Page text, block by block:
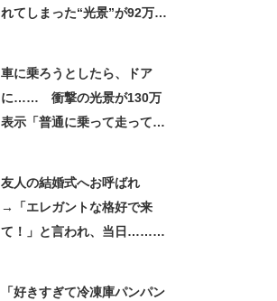
れてしまった“光景”が92万再
車に乗ろうとしたら、ドア
に…… 衝撃の光景が130万
表示「普通に乗って走ってた
友人の結婚式へお呼ばれ
→「エレガントな格好で来
て！」と言われ、当日……ま
「好きすぎて冷凍庫パンパン